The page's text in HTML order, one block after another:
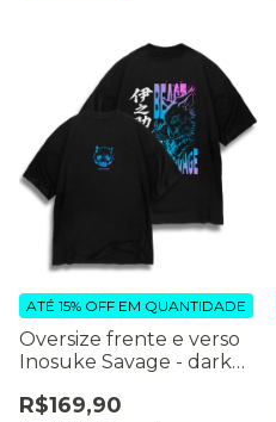
Oversize frente e verso
Inosuke Savage - dark
R$169,90
ATÉ 15% OFF EM QUANTIDADE